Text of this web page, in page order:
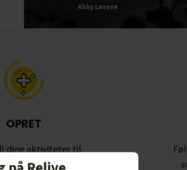
Abby Levene
OPRET
dine aktiviteter til
historier, som desuden